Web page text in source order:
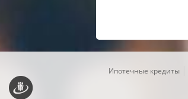
Ипотечные кредиты